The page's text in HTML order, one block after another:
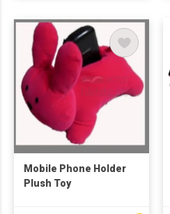
Mobile Phone Holder
Plush Toy